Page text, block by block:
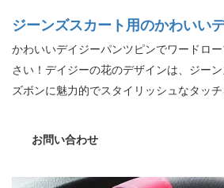
ジーンズスカート用のかわいい
かわいいデイジーパンツピンでワードロ
さい！デイジーの花のデザインは、ジー
ズボンに魅力的でスタイリッシュなタッ
ちます。これらの多目的で楽しいアクセ
お問い合わせ